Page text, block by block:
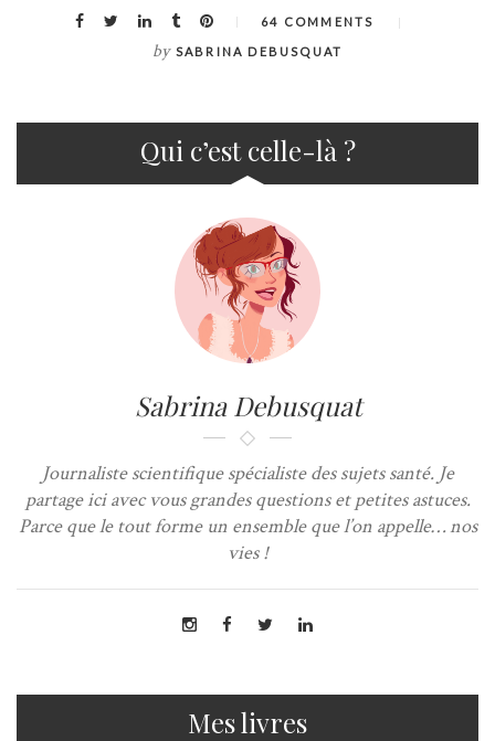
64 COMMENTS
by SABRINA DEBUSQUAT
Qui c’est celle-là ?
Sabrina Debusquat
Journaliste scientifique spécialiste des sujets santé. Je
partage ici avec vous grandes questions et petites astuces.
Parce que le tout forme un ensemble que l’on appelle… nos
vies !
Mes livres